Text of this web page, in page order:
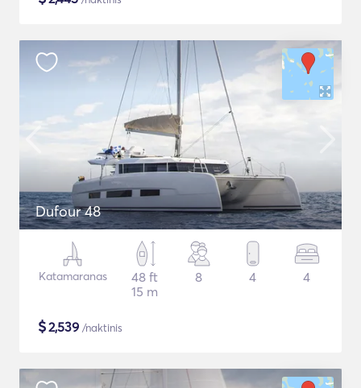
Dufour 48
Katamaranas
48 ft
15 m
8 4 4
$2,539 /naktinis